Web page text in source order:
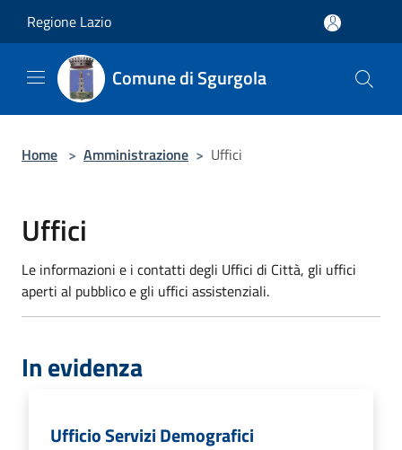
Regione Lazio
Comune di Sgurgola
Home > Amministrazione > Uffici
Uffici
Le informazioni e i contatti degli Uffici di Città, gli uffici
aperti al pubblico e gli uffici assistenziali.
In evidenza
Ufficio Servizi Demografici